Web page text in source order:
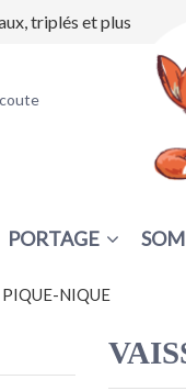
triplés et plus
PORTAGE
PIQUE-NIQUE